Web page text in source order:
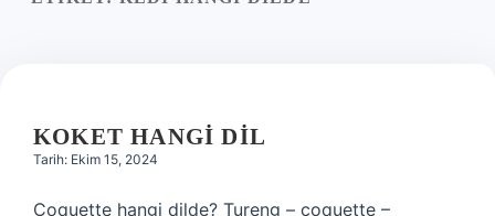
KOKET HANGI DIL
Tarih: Ekim 15, 2024
Coquette hangi dilde? Tureng – coquette –